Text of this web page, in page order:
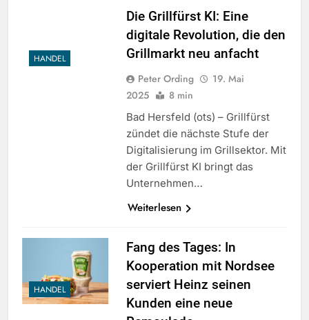
HANDEL
Die Grillfürst KI: Eine
digitale Revolution, die den
Grillmarkt neu anfacht
Peter Ording
19. Mai
2025
8 min
Bad Hersfeld (ots) – Grillfürst
zündet die nächste Stufe der
Digitalisierung im Grillsektor. Mit
der Grillfürst KI bringt das
Unternehmen…
Weiterlesen
HANDEL
Fang des Tages: In
Kooperation mit Nordsee
serviert Heinz seinen
Kunden eine neue